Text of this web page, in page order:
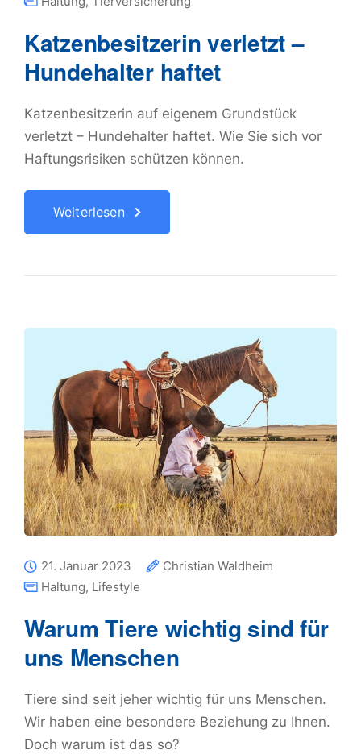
Katzenbesitzerin verletzt –
Hundehalter haftet
Katzenbesitzerin auf eigenem Grundstück
verletzt – Hundehalter haftet. Wie Sie sich vor
Haftungsrisiken schützen können.
Weiterlesen
21. Januar 2023
Christian Waldheim
Haltung, Lifestyle
Warum Tiere wichtig sind für
uns Menschen
Tiere sind seit jeher wichtig für uns Menschen.
Wir haben eine besondere Beziehung zu Ihnen.
Doch warum ist das so?